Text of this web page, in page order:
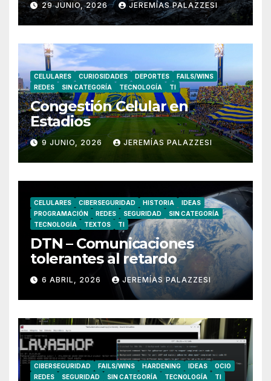
29 JUNIO, 2026 JEREMÍAS PALAZZESI
CELULARES CURIOSIDADES DEPORTES
FAILS/WINS
REDES
SIN CATEGORÍA TECNOLOGÍA TI
Congestión Celular en
Estadios
9 JUNIO, 2026 JEREMÍAS PALAZZESI
CELULARES CIBERSEGURIDAD HISTORIA
IDEAS
PROGRAMACIÓN
REDES SEGURIDAD
SIN CATEGORÍA
TECNOLOGÍA
TEXTOS TI
DTN – Comunicaciones
tolerantes al retardo
6 ABRIL, 2026 JEREMÍAS PALAZZESI
CIBERSEGURIDAD FAILS/WINS HARDENING IDEAS
OCIO
REDES
SEGURIDAD SIN CATEGORÍA TECNOLOGÍA TI